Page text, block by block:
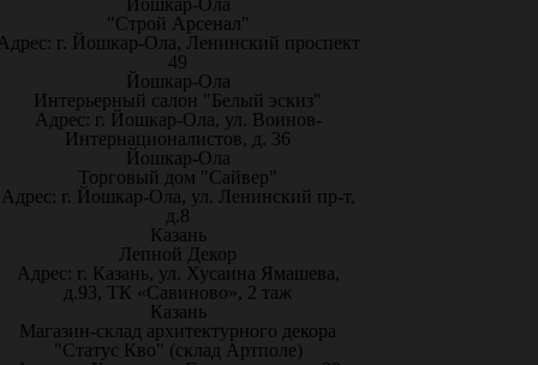
Йошкар-Ола
"Строй Арсенал"
г. Йошкар-Ола, Ленинский проспект
49
Йошкар-Ола
Интерьерный салон "Белый эскиз"
Адрес: г. Йошкар-Ола, ул. Воинов-
Интернационалистов, д. 36
Йошкар-Ола
Торговый дом "Сайвер"
Адрес: г. Йошкар-Ола, ул. Ленинский пр-т,
д.8
Казань
Лепной Декор
Адрес: г. Казань, ул. Хусаина Ямашева,
д.93, ТК «Савиново», 2 таж
Казань
Магазин-склад архитектурного декора
"Статус Кво" (склад Артполе)